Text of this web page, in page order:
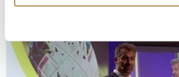
erfassen, welche bis auf einige
bestimmten Merkmalen
Erfahren Sie mehr darüber, wie Ihre